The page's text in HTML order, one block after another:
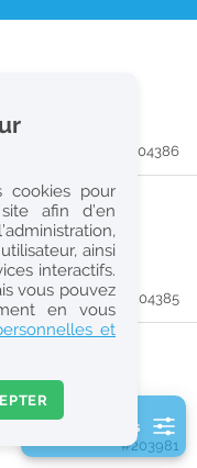
mer
#204386
#204385
#203981
2 filtre(s) actifs
cookies pour
afin d’en
ainsi
interactifs.
vous pouvez
en vous
et